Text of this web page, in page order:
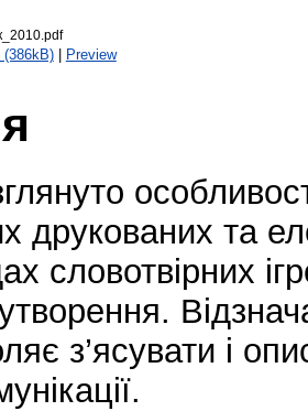
(386kB)| Preview
друкованих та
словотвірних
з’ясувати і